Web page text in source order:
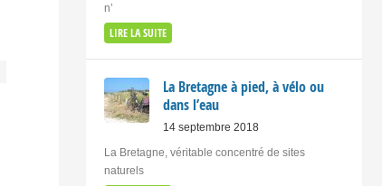
n’
LIRE LA SUITE
La Bretagne à pied, à vélo ou
dans l’eau
14 septembre 2018
La Bretagne, véritable concentré de sites
naturels